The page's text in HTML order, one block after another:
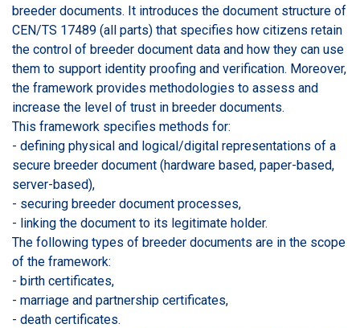
breeder documents. It introduces the document structure of
CEN/TS 17489 (all parts) that specifies how citizens retain
the control of breeder document data and how they can use
them to support identity proofing and verification. Moreover,
the framework provides methodologies to assess and
increase the level of trust in breeder documents.
This framework specifies methods for:
- defining physical and logical/digital representations of a
secure breeder document (hardware based, paper-based,
server-based),
- securing breeder document processes,
- linking the document to its legitimate holder.
The following types of breeder documents are in the scope
of the framework:
- birth certificates,
- marriage and partnership certificates,
- death certificates.